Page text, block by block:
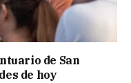
de San
de hoy